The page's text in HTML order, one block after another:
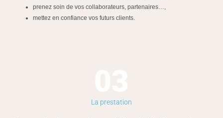
prenez soin de vos collaborateurs, partenaires…,
mettez en confiance vos futurs clients.
La prestation